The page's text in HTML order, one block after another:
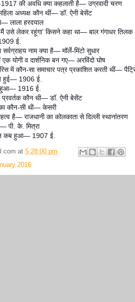
की अवधि क्या कहलाती है— उग्रवादी चरण
अध्यक्ष कौन थीं— डॉ. ऐनी बेसेंट
लाला हरदयाल
मैं उसे लेकर रहूंगा’ किसने कहा था— बाल गंगाधर तिलक
ई.
नाम क्या है— मॉर्ले-मिंटो सुधार
योगी व दार्शनिक बन गए— अरविंदो घोष
में कौन-सा समाचार पत्र प्रकाशित करती थीं—
हुई— 1906 ई.
हुआ— 1916 ई.
कौन थी— डॉ. ऐनी बेसेंट
कौन-सी थी— केसरी
है— राजधानी का कोलकाता से दिल्ली स्थानांतरण
पी. के. मित्रा
कब हुआ— 1907 ई.
at 5:28:00 pm
2016